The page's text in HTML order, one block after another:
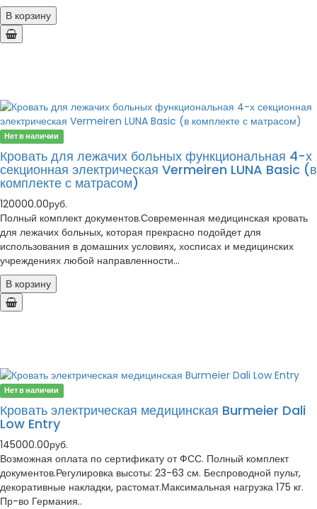
В корзину
Нет в наличии
Кровать для лежачих больных функциональная 4-х
секционная электрическая Vermeiren LUNA Basic (в
комплекте с матрасом)
120000.00руб.
Полный комплект документов.Современная медицинская кровать
для лежачих больных, которая прекрасно подойдет для
использования в домашних условиях, хосписах и медицинских
учреждениях любой направленности...
В корзину
Нет в наличии
Кровать электрическая медицинская Burmeier Dali
Low Entry
145000.00руб.
Возможная оплата по сертификату от ФСС. Полный комплект
документов.Регулировка высоты: 23-63 см. Беспроводной пульт,
декоративные накладки, растомат.Максимальная нагрузка 175 кг.
Пр-во Германия..